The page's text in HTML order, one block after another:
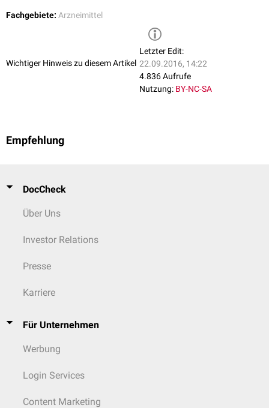
Fachgebiete: Arzneimittel
Wichtiger Hinweis zu diesem Artikel
Letzter Edit:
22.09.2016, 14:22
4.836 Aufrufe
Nutzung: BY-NC-SA
Empfehlung
DocCheck
Über Uns
Investor Relations
Presse
Karriere
Für Unternehmen
Werbung
Login Services
Content Marketing